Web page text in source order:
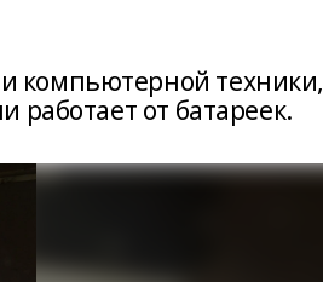
компьютерной техники,
работает от батареек.